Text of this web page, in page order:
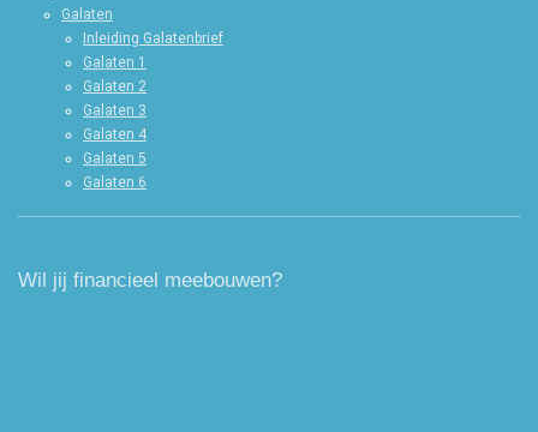
Galaten
Inleiding Galatenbrief
Galaten 1
Galaten 2
Galaten 3
Galaten 4
Galaten 5
Galaten 6
Wil jij financieel meebouwen?